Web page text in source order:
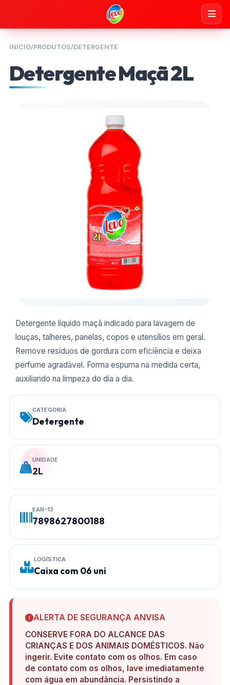
INÍCIO/PRODUTOS/DETERGENTE
Detergente Maçã 2L
Detergente líquido maçã indicado para lavagem de
louças, talheres, panelas, copos e utensílios em geral.
Remove resíduos de gordura com eficiência e deixa
perfume agradável. Forma espuma na medida certa,
auxiliando na limpeza do dia a dia.
CATEGORIA
Detergente
UNIDADE
2L
EAN-13
7898627800188
LOGÍSTICA
Caixa com 06 uni
ALERTA DE SEGURANÇA ANVISA
CONSERVE FORA DO ALCANCE DAS
CRIANÇAS E DOS ANIMAIS DOMÉSTICOS. Não
ingerir. Evite contato com os olhos. Em caso
de contato com os olhos, lave imediatamente
com água em abundância. Persistindo a